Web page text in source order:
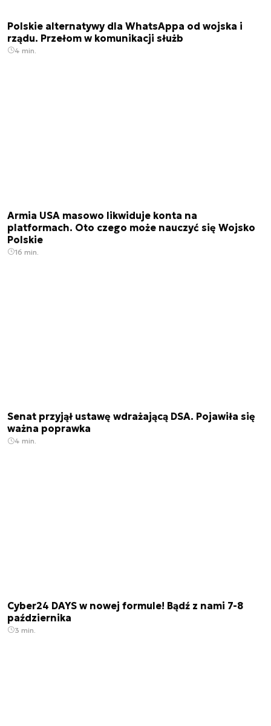
Polskie alternatywy dla WhatsAppa od wojska i
rządu. Przełom w komunikacji służb
4 min.
Armia USA masowo likwiduje konta na
platformach. Oto czego może nauczyć się Wojsko
Polskie
16 min.
Senat przyjął ustawę wdrażającą DSA. Pojawiła się
ważna poprawka
4 min.
Cyber24 DAYS w nowej formule! Bądź z nami 7-8
października
3 min.